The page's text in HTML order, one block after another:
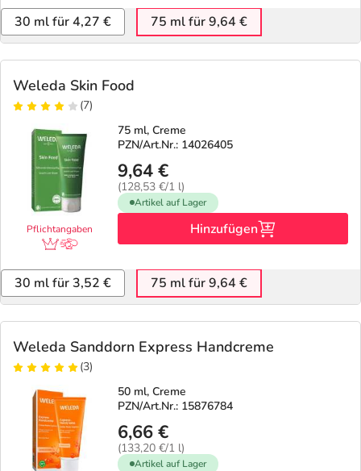
30 ml für 4,27 € 75 ml für 9,64 €
Weleda Skin Food
(7)
Pflichtangaben
75 ml, Creme
PZN/Art.Nr.: 14026405
9,64 €
(128,53 €/1 l)
Artikel auf Lager
Hinzufügen
30 ml für 3,52 € 75 ml für 9,64 €
Weleda Sanddorn Express Handcreme
(3)
50 ml, Creme
PZN/Art.Nr.: 15876784
6,66 €
(133,20 €/1 l)
Artikel auf Lager